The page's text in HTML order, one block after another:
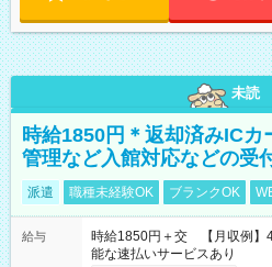
未読
時給1850円＊返却済みICカ
管理など入館対応などの受
派遣 職種未経験OK ブランクOK
給与
時給1850円＋交 【月収例
能な速払いサービスあり